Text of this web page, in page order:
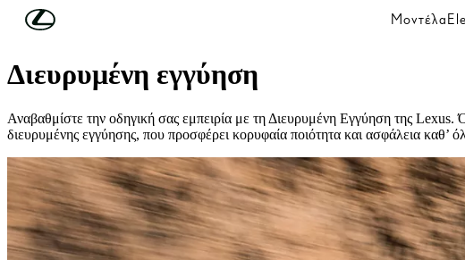
Συνέχεια στο κύριο περιεχόμενο Μοντέλα
Εγγύηση και ασφάλεια
Διευρυμένη εγγύηση
Αναβαθμίστε την οδηγική σας εμπειρία με τη Διευρυμένη Εγγύηση της
διευρυμένης εγγύησης, που προσφέρει κορυφαία ποιότητα και ασφάλεια καθ’